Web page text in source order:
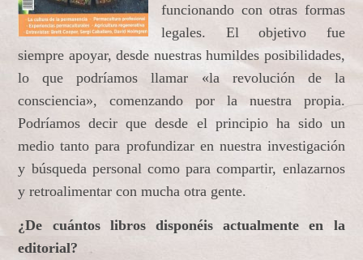
funcionando con otras formas
legales. El objetivo fue
siempre apoyar, desde nuestras humildes posibilidades,
lo que podríamos llamar «la revolución de la
consciencia», comenzando por la nuestra propia.
Podríamos decir que desde el principio ha sido un
medio tanto para profundizar en nuestra investigación
y búsqueda personal como para compartir, enlazarnos
y retroalimentar con mucha otra gente.
¿De cuántos libros disponéis actualmente en la
editorial?